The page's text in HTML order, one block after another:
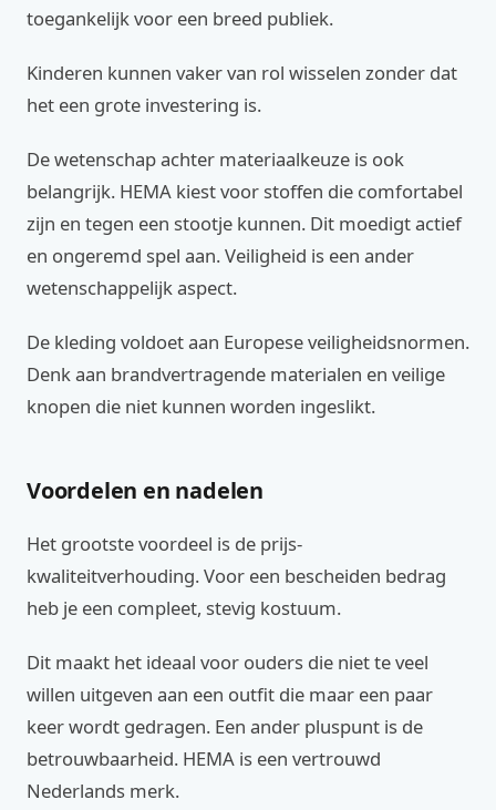
toegankelijk voor een breed publiek.
Kinderen kunnen vaker van rol wisselen zonder dat
het een grote investering is.
De wetenschap achter materiaalkeuze is ook
belangrijk. HEMA kiest voor stoffen die comfortabel
zijn en tegen een stootje kunnen. Dit moedigt actief
en ongeremd spel aan. Veiligheid is een ander
wetenschappelijk aspect.
De kleding voldoet aan Europese veiligheidsnormen.
Denk aan brandvertragende materialen en veilige
knopen die niet kunnen worden ingeslikt.
Voordelen en nadelen
Het grootste voordeel is de prijs-
kwaliteitverhouding. Voor een bescheiden bedrag
heb je een compleet, stevig kostuum.
Dit maakt het ideaal voor ouders die niet te veel
willen uitgeven aan een outfit die maar een paar
keer wordt gedragen. Een ander pluspunt is de
betrouwbaarheid. HEMA is een vertrouwd
Nederlands merk.